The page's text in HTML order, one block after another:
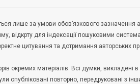
лише за умови обов’язкового
відкрту для індексації пошуковими
цитування та дотримання авторських
окремих матеріалів. Всі думки, викладені в
опубліковані повторно, передруковані з